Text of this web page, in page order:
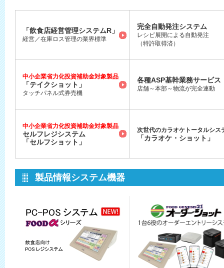
「飲食店経営管理システムR」
経営／在庫ロス管理の業界標準
完全自動発注システム
レシピ展開による自動発注
（特許取得済）
中小企業省力化投資補助金対象製品
「テイクショット」
タッチパネル式券売機
各種ASP基幹業務サービス
店舗～本部～物流が完全連動
中小企業省力化投資補助金対象製品
セルフレジシステム
「セルフショット」
次世代のカラオケトータルシス
「カラオケ・ショット」
製品情報システム機器